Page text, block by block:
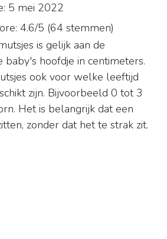
5 mei 2022
4.6/5 (64 stemmen)
is gelijk aan de
baby's hoofdje in centimeters.
ook voor welke leeftijd
zijn. Bijvoorbeeld 0 tot 3
Het is belangrijk dat een
zonder dat het te strak zit.